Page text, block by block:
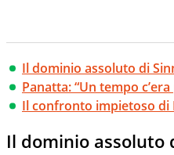
Il dominio assoluto di
Panatta: “Un tempo
Il confronto impietoso di
Il dominio assoluto